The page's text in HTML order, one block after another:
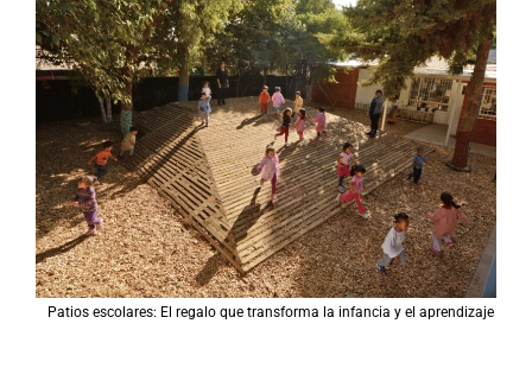
Patios escolares: El regalo que transforma la infancia y el aprendizaje